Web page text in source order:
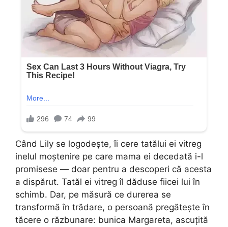
Când Lily se logodește, îi cere tatălui ei vitreg
inelul moștenire pe care mama ei decedată i-l
promisese — doar pentru a descoperi că acesta
a dispărut. Tatăl ei vitreg îl dăduse fiicei lui în
schimb. Dar, pe măsură ce durerea se
transformă în trădare, o persoană pregătește în
tăcere o răzbunare: bunica Margareta, ascuțită